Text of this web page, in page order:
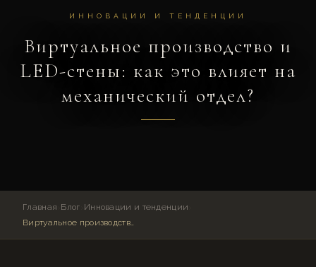
ИННОВАЦИИ И ТЕНДЕНЦИИ
Виртуальное производство и
LED-стены: как это влияет на
механический отдел?
Главная Блог Инновации и тенденции
Виртуальное производство и LED-стены: как это влияет на механический отдел?